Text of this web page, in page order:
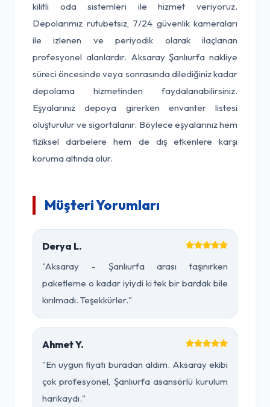
kilitli oda sistemleri ile hizmet veriyoruz.
Depolarımız rutubetsiz, 7/24 güvenlik kameraları
ile izlenen ve periyodik olarak ilaçlanan
profesyonel alanlardır. Aksaray Şanlıurfa nakliye
süreci öncesinde veya sonrasında dilediğiniz kadar
depolama hizmetinden faydalanabilirsiniz.
Eşyalarınız depoya girerken envanter listesi
oluşturulur ve sigortalanır. Böylece eşyalarınız hem
fiziksel darbelere hem de dış etkenlere karşı
koruma altında olur.
Müşteri Yorumları
Derya L.
"Aksaray - Şanlıurfa arası taşınırken
paketleme o kadar iyiydi ki tek bir bardak bile
kırılmadı. Teşekkürler."
Ahmet Y.
"En uygun fiyatı buradan aldım. Aksaray ekibi
çok profesyonel, Şanlıurfa asansörlü kurulum
harikaydı."